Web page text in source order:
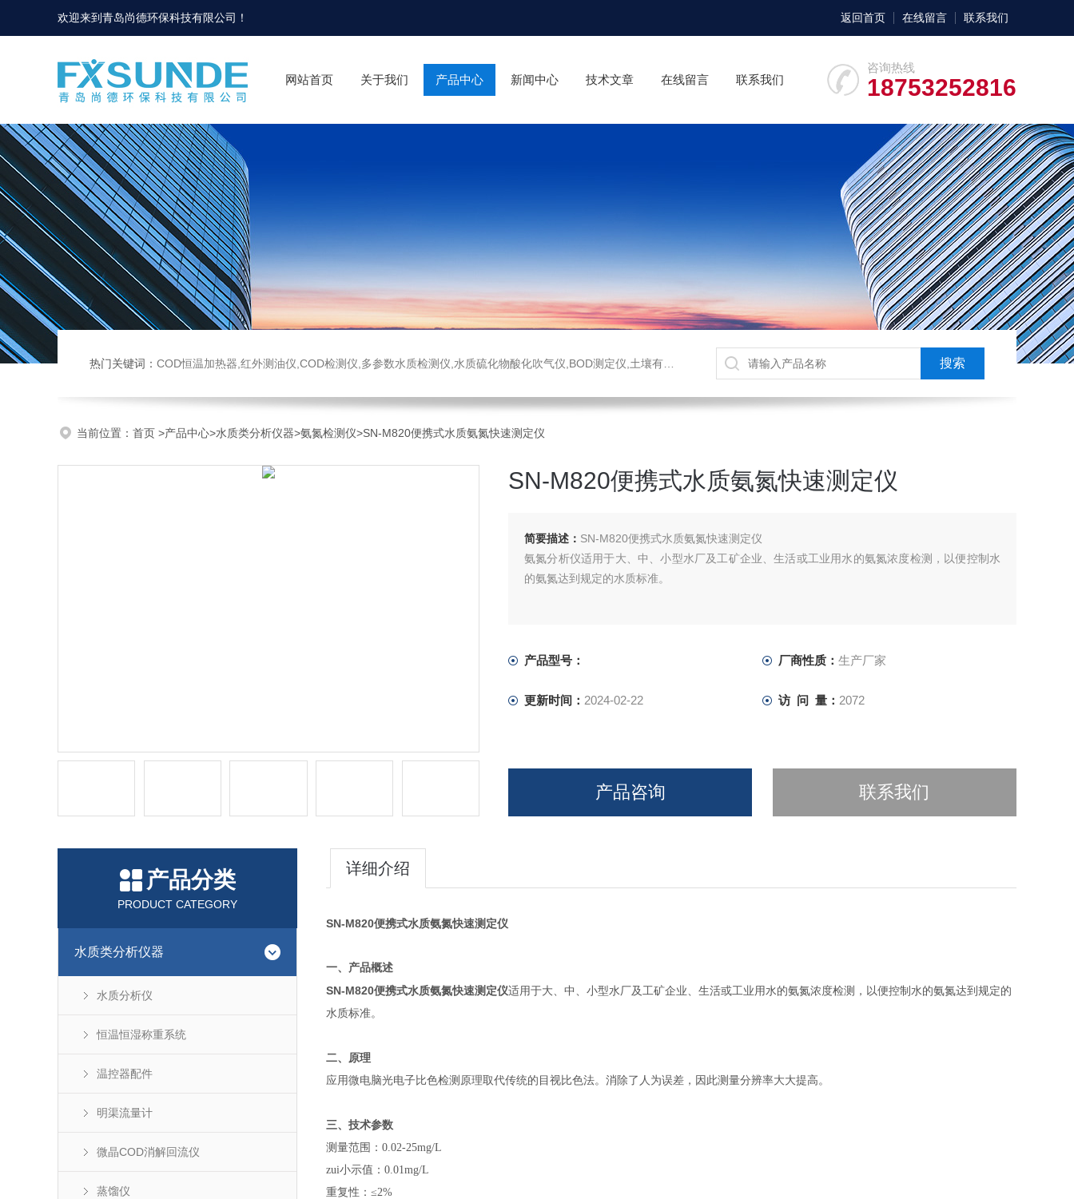
欢迎来到青岛尚德环保科技有限公司 ！ 返回首页 在线留言 联系我们
咨询热线
18753252816
网站首页 关于我们 产品中心 新闻中心 技术文章 在线留言 联系我们
热门关键词： COD恒温加热器,红外测油仪,COD检测仪,多参数水质检测仪,水质硫化物酸化吹气仪,BOD测定仪,土壤有机碳恒温加热器,液液萃取器,COD消解回流仪,水质采样器
当前位置： 首页 >产品中心>水质类分析仪器>氨氮检测仪>SN-M820便携式水质氨氮快速测定仪
SN-M820便携式水质氨氮快速测定仪
简要描述： SN-M820便携式水质氨氮快速测定仪
氨氮分析仪适用于大、中、小型水厂及工矿企业、生活或工业用水的氨氮浓度检测，以便控制水
的氨氮达到规定的水质标准。
产品型号： 厂商性质： 生产厂家
更新时间： 2024-02-22 访 问 量： 2072
产品咨询 联系我们
产品分类
PRODUCT CATEGORY
水质类分析仪器
水质分析仪
恒温恒湿称重系统
温控器配件
明渠流量计
微晶COD消解回流仪
蒸馏仪
详细介绍
SN-M820便携式水质氨氮快速测定仪
一、产品概述
SN-M820便携式水质氨氮快速测定仪适用于大、中、小型水厂及工矿企业、生活或工业用水的氨氮浓度检测，以便控制水的氨氮达到规定的
水质标准。
二、原理
应用微电脑光电子比色检测原理取代传统的目视比色法。消除了人为误差，因此测量分辨率大大提高。
三、技术参数
测量范围：0.02-25mg/L
zui小示值：0.01mg/L
重复性：≤2%